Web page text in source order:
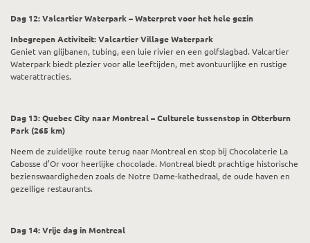
Dag 12: Valcartier Waterpark – Waterpret voor het hele gezin
Inbegrepen Activiteit: Valcartier Village Waterpark
Geniet van glijbanen, tubing, een luie rivier en een golfslagbad. Valcartier
Waterpark biedt plezier voor alle leeftijden, met avontuurlijke en rustige
waterattracties.
Dag 13: Quebec City naar Montreal – Culturele tussenstop in Otterburn
Park (265 km)
Neem de zuidelijke route terug naar Montreal en stop bij Chocolaterie La
Cabosse d’Or voor heerlijke chocolade. Montreal biedt prachtige historische
bezienswaardigheden zoals de Notre Dame-kathedraal, de oude haven en
gezellige restaurants.
Dag 14: Vrije dag in Montreal